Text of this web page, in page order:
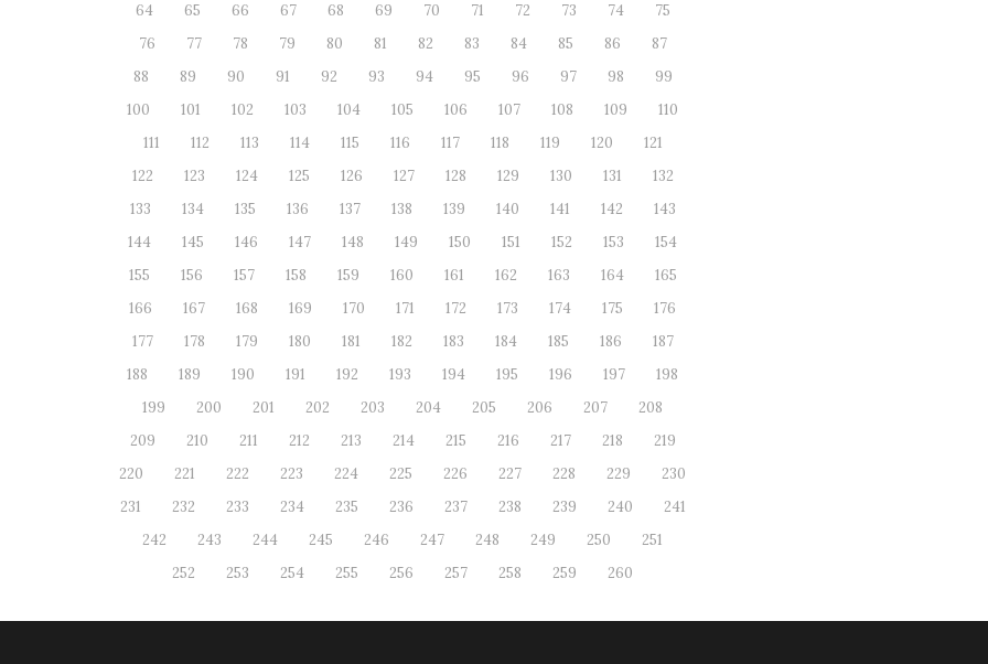
64
65 66 67 68 69 70 71 72 73 74
75
76
77 78 79 80 81 82 83 84 85 86
87
88
89 90 91 92 93 94 95 96 97 98
99
100
101 102 103 104 105 106 107 108 109
110
111
112 113 114 115 116 117 118 119 120
121
122
123 124 125 126 127 128 129 130 131
132
133
134 135 136 137 138 139 140 141 142
143
144
145 146 147 148 149 150 151 152 153
154
155
156 157 158 159 160 161 162 163 164
165
166
167 168 169 170 171 172 173 174 175
176
177
178 179 180 181 182 183 184 185 186
187
188
189 190 191 192 193 194 195 196 197
198
199
200 201 202 203 204 205 206 207
208
209
210 211 212 213 214 215 216 217 218
219
220
221 222 223 224 225 226 227 228 229
230
231
232 233 234 235 236 237 238 239 240
241
242
243 244 245 246 247 248 249 250
251
252
253 254 255 256 257 258 259 260